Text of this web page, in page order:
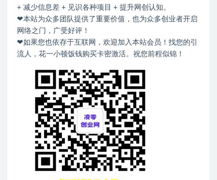
+ 减少信息差 + 见识各种项目 + 提升网创认知。
❤本站为众多团队提供了重要价值，也为众多创业者开启
网络之门，广受好评！
❤如果您也依存于互联网，欢迎加入本站会员！找您的引
流人，花一小顿饭钱购买卡密激活。祝您前程似锦！